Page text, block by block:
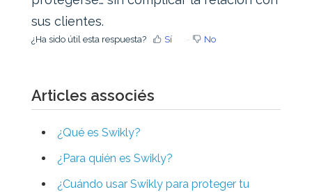
sus clientes.
¿Ha sido útil esta respuesta? Sí No
Articles associés
¿Qué es Swikly?
¿Para quién es Swikly?
¿Cuándo usar Swikly para proteger tu